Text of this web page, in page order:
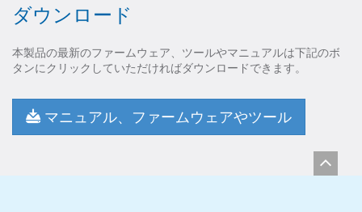
ダウンロード
本製品の最新のファームウェア、ツールやマニュアルは下記のボ
タンにクリックしていただければダウンロードできます。
マニュアル、ファームウェアやツール